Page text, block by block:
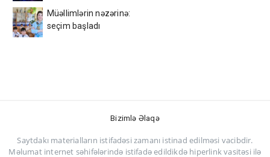
Müəllimlərin nəzərinə:
seçim başladı
Bizimlə Əlaqə
Saytdakı materialların istifadəsi zamanı istinad edilməsi vacibdir.
Məlumat internet səhifələrində istifadə edildikdə hiperlink vasitəsi ilə